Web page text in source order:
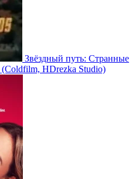
Звёздный путь: Странные
(Coldfilm, HDrezka Studio)